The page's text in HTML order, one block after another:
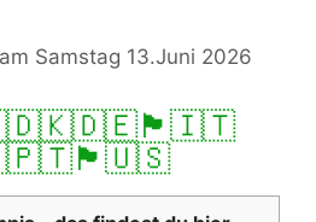
Samstag 13.Juni 2026
🇩🇰🇩🇪🏴󠁧󠁢󠁥󠁮󠁧󠁿🇮🇹
🇵🇹🏴󠁧󠁢󠁳󠁣󠁴󠁿🇺🇸